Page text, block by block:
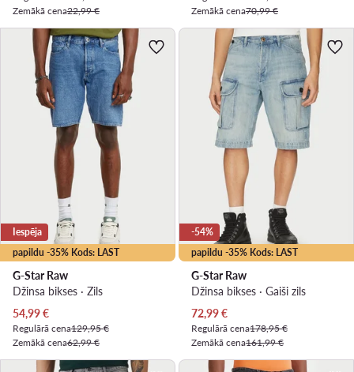
Zemākā cena22,99 €
Zemākā cena70,99 €
papildu -35% Kods: LAST
Iespēja
G-Star Raw
Džinsa bikses · Zils
Pašreizējā cena
54,99€
Regulārā cena129,95 €
Zemākā cena62,99 €
papildu -35% Kods: LAST
-54%
G-Star Raw
Džinsa bikses · Gaiši zils
Pašreizējā cena
72,99€
Regulārā cena178,95 €
Zemākā cena161,99 €